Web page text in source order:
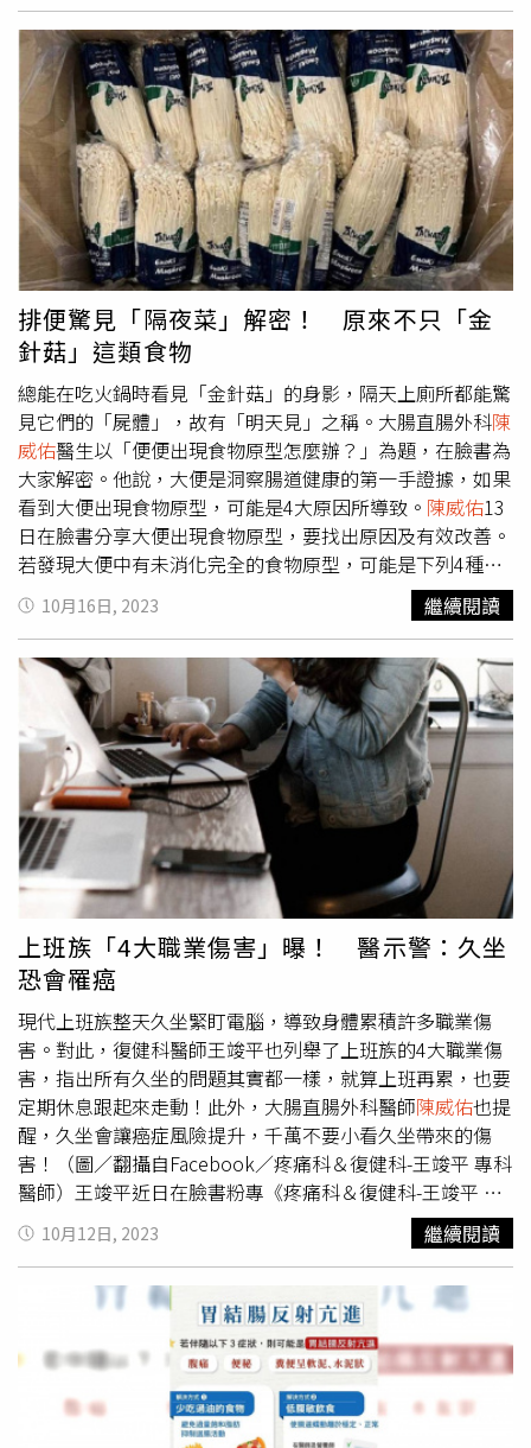
癡呆提前找上門。」陳威佑強調，便秘會造成腸胃好菌減
少，因而影響免疫反應與神經傳導，再影響到認知能力，
「每天一個小小的例行公事，就能對大腦產生極大的影響！
若你有便秘困擾，請多吃蔬菜多運動，但若是因為痔瘡問題
所導致的排便不順或是便秘，就建議要及早治療，還給自己
一個健康愉悅的人生」。（圖／翻攝自大腸直腸外科陳威
佑 醫師臉書）
裂口，引起疼痛和出血。醫師提到，長期的排便困難可能導
致直腸脫垂，這是直腸向下滑動到肛門的異常情況；另一方
面，如果長時間壓迫腹部，可能會造成腹部的脹氣、疼痛、
抽筋等，影響消化和吸收的功能。陳威佑說明，健康成年人
的正常排便時間，坐著時平均需要2分鐘，而蹲著時約51
秒，一般建議排便時間最好控制在3至5分鐘內，才不會引發
疾病。至於如何改善排便時間過久問題，陳威佑建議，吃足
夠纖維、喝足夠水、規律排便、避免延遲排便需求、避免用
力排便，以及增加運動量。醫師強調，排便時記得不要一邊
看書或滑手機，一有便意就進入廁所，務必在5分鐘內將直
腸排空，才能減少肛門持續受壓的時間；如果排便時間過久
持續發生，並且伴有其他不良症狀，例如大便帶血、腹痛劇
烈、體重下降等，就應該及時去看醫生。（圖／翻攝自大腸
直腸外科 陳威佑 醫師臉書）
排便驚見「隔夜菜」解密！ 原來不只「金
針菇」這類食物
總能在吃火鍋時看見「金針菇」的身影，隔天上廁所都能驚
見它們的「屍體」，故有「明天見」之稱。大腸直腸外科陳
威佑醫生以「便便出現食物原型怎麼辦？」為題，在臉書為
大家解密。他說，大便是洞察腸道健康的第一手證據，如果
看到大便出現食物原型，可能是4大原因所導致。 陳威佑13
日在臉書分享大便出現食物原型，要找出原因及有效改善。
若發現大便中有未消化完全的食物原型，可能是下列4種原
因所致：高膳食纖維的食物因食物中含有難以消化的膳食纖
維，如蔬菜的纖維，在腸道中促進蠕動，並有助於排除體內
毒素，因此在排便時仍可能存在，其屬正常現象，無須太過
擔心。 腸蠕動亢進因腸道內的菌群失調導致腸道蠕動過
快，容易將剛吃進去的食物在未消化之前，伴隨大便一起排
出體外，進而導致大便食物殘渣較多。如果是由腸蠕動亢進
引起，可以給予腸道益生菌調節，例如雙歧桿菌、嗜酸乳桿
菌等。胃腸功能紊亂胃腸功能紊亂可能和飲食因素、遺傳因
素等有關，進而影響胃腸功能，可以透過內視鏡判讀胃腸功
能。進食速度過快在吃飯時，進食速度過快，導致咀嚼不充
分，食物沒有完全嚼碎吞到腸道內，影響腸胃消化，也會伴
隨大便排出，出現大便殘渣較多。建議改善吃飯的速度，在
吃飯時應細嚼慢嚥，有助於食物在腸道內消化。另外，陳威
佑說，如果大便中出現浮油，可能是吃了過多的油脂或高脂
肪的食物，導致脂肪消化不良的結果，改善方法除了要注意
不要吃太油之外，一些食物如部分魚類(如油魚)、全堅果(未
經磨碎或加工的完整堅果)也因脂肪較高容易造成脂肪便的
情況，要適量食用。若發現大便中有未消化完全的食物原
型，找出原因並有效改善。（圖／擷取自Facebook／大腸
直腸外科陳威佑醫生）
10月16日, 2023 繼續閱讀
上班族「4大職業傷害」曝！ 醫示警：久坐
恐會罹癌
現代上班族整天久坐緊盯電腦，導致身體累積許多職業傷
害。對此，復健科醫師王竣平也列舉了上班族的4大職業傷
害，指出所有久坐的問題其實都一樣，就算上班再累，也要
定期休息跟起來走動！此外，大腸直腸外科醫師陳威佑也提
醒，久坐會讓癌症風險提升，千萬不要小看久坐帶來的傷
害！（圖／翻攝自Facebook／疼痛科＆復健科-王竣平 專科
醫師）王竣平近日在臉書粉專《疼痛科＆復健科-王竣平 專
科醫師》發文指出，許多會來找他看診的病人都是「上班
族」 ，這些人可能一天坐在電腦前長達8小時，加上工作壓
力大，不少人都有職業傷害。他也列出久坐最常遇到的4大
問題，提醒上班族平時就要多加留意。腰背痛：長時間的坐
姿和不舒服的辦公椅，都可能導致腰背痛，不適當的坐姿和
缺乏活動，可能對脊椎和背部肌肉造成壓力，因此上班族一
定要定期的休息，偶爾站起來伸展一下，或是換個椅子，都
有助於改善腰背痛。頸部緊張：長時間低頭看電腦螢幕，可
10月12日, 2023 繼續閱讀